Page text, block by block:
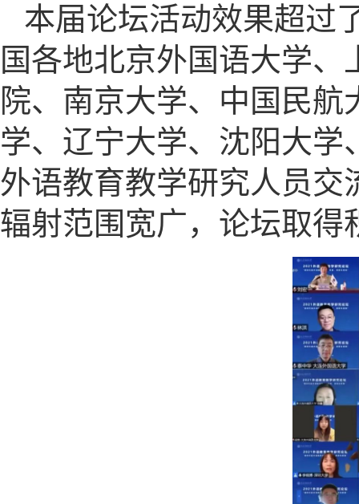
本届论坛活动效果超过
国各地北京外国语大学
院、南京大学、中国民
学、辽宁大学、沈阳大学
外语教育教学研究人员交
辐射范围宽广，论坛取得